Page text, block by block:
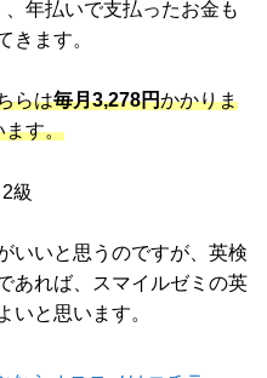
年払いで支払ったお金も
きます。
らは毎月3,278円かかりま
ます。
級
いいと思うのですが、英検
あれば、スマイルゼミの英
いと思います。